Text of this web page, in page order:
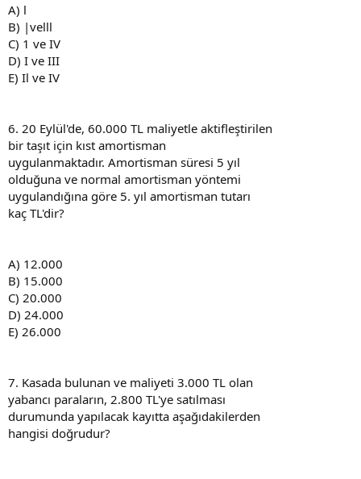
A) l
B) |velll
C) 1 ve IV
D) I ve III
E) Il ve IV
6. 20 Eylül'de, 60.000 TL maliyetle aktifleştirilen
bir taşıt için kıst amortisman
uygulanmaktadır. Amortisman süresi 5 yıl
olduğuna ve normal amortisman yöntemi
uygulandığına göre 5. yıl amortisman tutarı
kaç TL'dir?
A) 12.000
B) 15.000
C) 20.000
D) 24.000
E) 26.000
7. Kasada bulunan ve maliyeti 3.000 TL olan
yabancı paraların, 2.800 TL'ye satılması
durumunda yapılacak kayıtta aşağıdakilerden
hangisi doğrudur?